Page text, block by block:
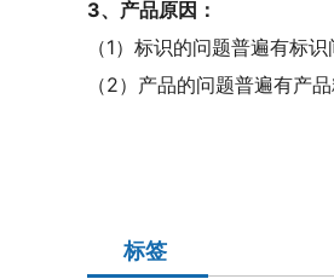
3、产品原因：
（1）标识的问题普遍有标
（2）产品的问题普遍有产
标签